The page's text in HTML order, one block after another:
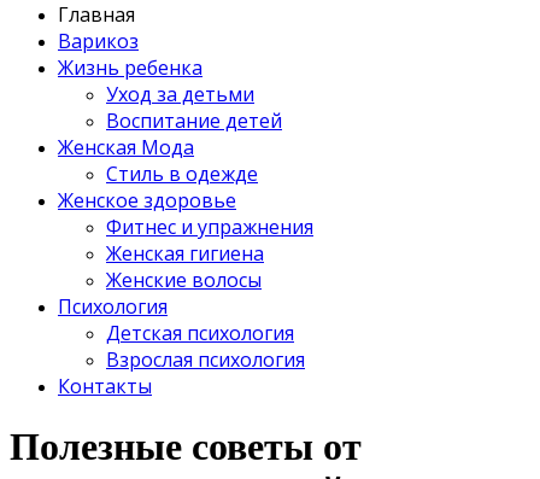
Главная
Варикоз
Жизнь ребенка
Уход за детьми
Воспитание детей
Женская Мода
Стиль в одежде
Женское здоровье
Фитнес и упражнения
Женская гигиена
Женские волосы
Психология
Детская психология
Взрослая психология
Контакты
Полезные советы от